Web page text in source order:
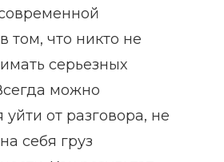
том, что никто не
серьезных
можно
уйти от разговора, не
себя груз